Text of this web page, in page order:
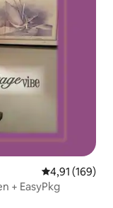
Évaluation
4,91 (169)
+ EasyPkg